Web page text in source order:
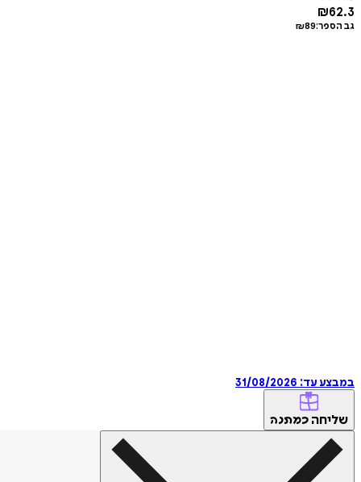
₪62.3
גב הספר: ₪89
במבצע עד: 31/08/2026
שליחה כמתנה